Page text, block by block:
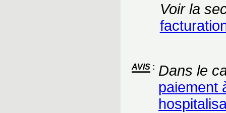
Voir la
AVIS : Dans le
paiement